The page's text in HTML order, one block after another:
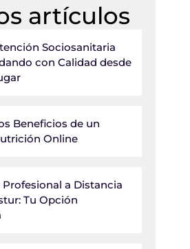
artículos
Sociosanitaria
con Calidad desde
Beneficios de un
Online
a Distancia
Tu Opción